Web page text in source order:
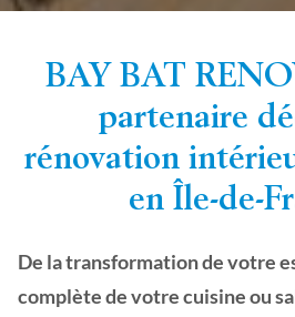
BAY BAT
partenaire
rénovation
en Île-de-
De la transformation de votre
complète de votre cuisine ou